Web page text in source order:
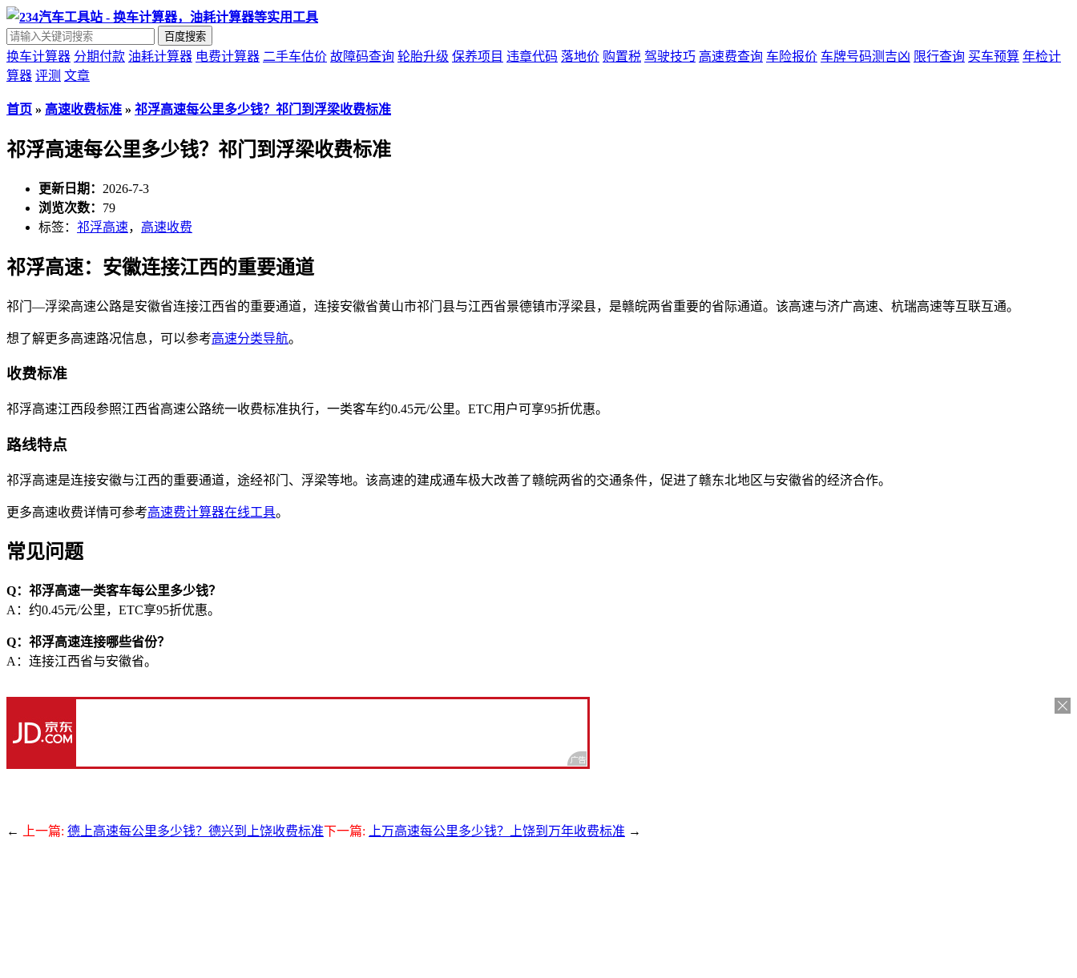
百度搜索
换车计算器 分期付款 油耗计算器 电费计算器 二手车估价 故障码查询 轮胎升级 保养项目 违章代码 落地价 购置税 驾驶技巧 高速费查询 车险报价 车牌号码测吉凶 限行查询 买车预算 年检计
算器 评测 文章
首页 » 高速收费标准 » 祁浮高速每公里多少钱？祁门到浮梁收费标准
祁浮高速每公里多少钱？祁门到浮梁收费标准
更新日期： 2026-7-3
浏览次数： 79
标签： 祁浮高速， 高速收费
祁浮高速：安徽连接江西的重要通道
祁门—浮梁高速公路是安徽省连接江西省的重要通道，连接安徽省黄山市祁门县与江西省景德镇市浮梁县，是赣皖两省重要的省际通道。该高速与济广高速、杭瑞高速等互联互通。
想了解更多高速路况信息，可以参考高速分类导航。
收费标准
祁浮高速江西段参照江西省高速公路统一收费标准执行，一类客车约0.45元/公里。ETC用户可享95折优惠。
路线特点
祁浮高速是连接安徽与江西的重要通道，途经祁门、浮梁等地。该高速的建成通车极大改善了赣皖两省的交通条件，促进了赣东北地区与安徽省的经济合作。
更多高速收费详情可参考高速费计算器在线工具。
常见问题
Q：祁浮高速一类客车每公里多少钱？
A：约0.45元/公里，ETC享95折优惠。
Q：祁浮高速连接哪些省份？
A：连接江西省与安徽省。
← 上一篇: 德上高速每公里多少钱？德兴到上饶收费标准下一篇: 上万高速每公里多少钱？上饶到万年收费标准 →